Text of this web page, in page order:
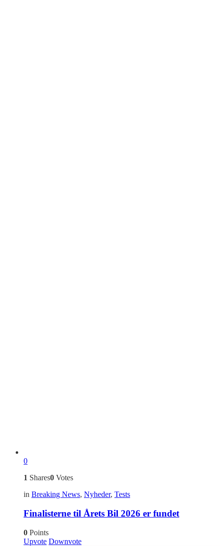
0
1 Shares0 Votes
in Breaking News, Nyheder, Tests
Finalisterne til Årets Bil 2026 er fundet
0 Points
Upvote Downvote